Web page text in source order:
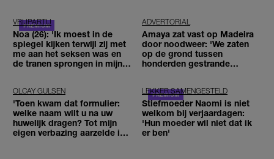
VRIJPARTIJ
Noa (26): 'Ik moest in de
spiegel kijken terwijl zij met
me aan het seksen was en
de tranen sprongen in mijn
ADVERTORIAL
Amaya zat vast op Madeira
door noodweer: 'We zaten
op de grond tussen
honderden gestrande
OLCAY GULSEN
'Toen kwam dat formulier:
welke naam wilt u na uw
huwelijk dragen? Tot mijn
eigen verbazing aarzelde ik
LEKKER SAMENGESTELD
Stiefmoeder Naomi is niet
welkom bij verjaardagen:
'Hun moeder wil niet dat ik
er ben'